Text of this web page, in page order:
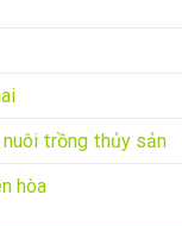
trồng thủy sản
hòa